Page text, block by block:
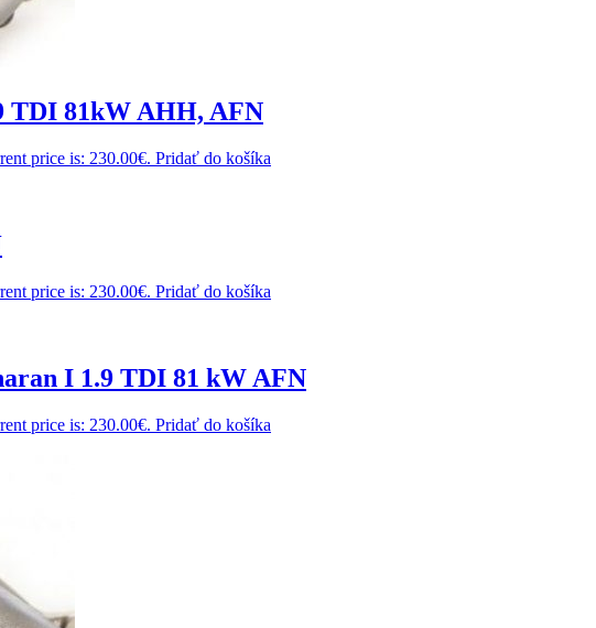
TDI 81kW AHH, AFN
price is: 230.00€. Pridať do košíka
price is: 230.00€. Pridať do košíka
I 1.9 TDI 81 kW AFN
price is: 230.00€. Pridať do košíka